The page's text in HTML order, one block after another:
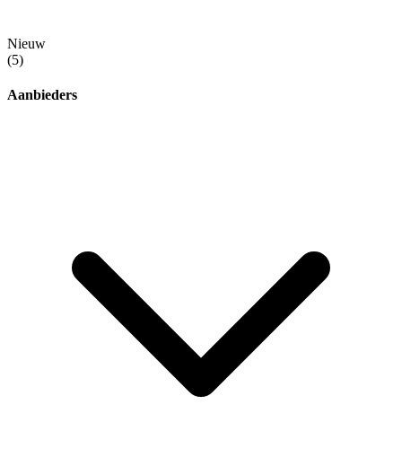
Nieuw
(5)
Aanbieders